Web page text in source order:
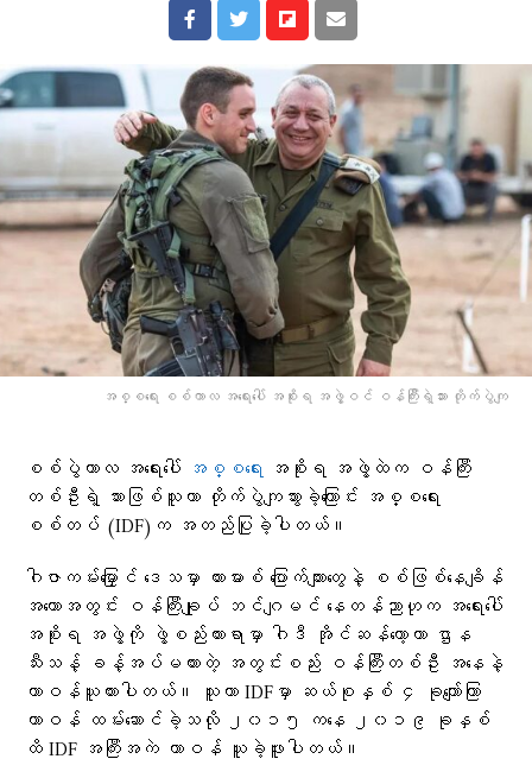
အစ္စရေး စစ်ကာလ အရေးပေါ် အစိုးရ အဖွဲ့ဝင် ဝန်ကြီးရဲ့သား တိုက်ပွဲကျ
စစ်ပွဲကာလ အရေးပေါ် အစ္စရေး အစိုးရ အဖွဲ့ထဲက ဝန်ကြီး
တစ်ဦးရဲ့ သားဖြစ်သူဟာ တိုက်ပွဲကျသွားခဲ့ကြောင်း အစ္စရေး
စစ်တပ် (IDF)က အတည်ပြုခဲ့ပါတယ်။
ဂါဇာကမ်းမြှောင် ဒေသမှာ ဟားမားစ် ပြောက်ကျားတွေနဲ့ စစ်ဖြစ်နေချိန်
အတောအတွင်း ဝန်ကြီးချုပ် ဘင်ဂျမင် နေတန်ညာဟုက အရေးပေါ်
အစိုးရ အဖွဲ့ကို ဖွဲ့စည်းထားရာမှာ ဂါဒီ အိုင်ဆန်ကော့ဟာ ဌာန
သီးသန့် ခန့်အပ်မထားတဲ့ အတွင်းစည်း ဝန်ကြီးတစ်ဦး အနေနဲ့
တာဝန်ယူထားပါတယ်။ သူဟာ IDFမှာ ဆယ်စုနှစ် ၄ ခုကျော်ကြာ
တာဝန် ထမ်းဆောင်ခဲ့သလို ၂၀၁၅ ကနေ ၂၀၁၉ ခုနှစ်
ထိ IDF အကြီးအကဲ တာဝန် ယူခဲ့ဖူးပါတယ်။